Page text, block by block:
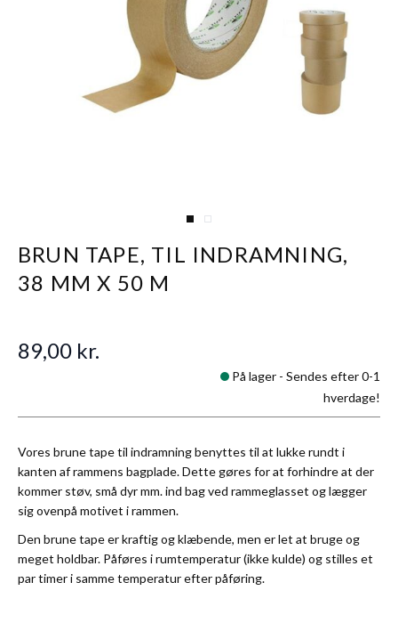
View larger image
View larger image
BRUN TAPE, TIL INDRAMNING,
38 MM X 50 M
Vores brune tape til indramning benyttes til at lukke rundt i
kanten af rammens bagplade. Dette gøres for at forhindre at der
kommer støv, små dyr mm. ind bag ved rammeglasset og lægger
sig ovenpå motivet i rammen.
Den brune tape er kraftig og klæbende, men er let at bruge og
meget holdbar. Påføres i rumtemperatur (ikke kulde) og stilles et
par timer i samme temperatur efter påføring.
89,00 kr.
På lager - Sendes efter 0-1
hverdage!